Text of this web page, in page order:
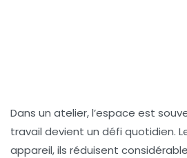
Dans un atelier, l’espace est
travail devient un défi quotidien.
appareil, ils réduisent